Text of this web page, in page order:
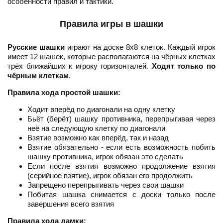
Правила игры в шашки
Русские шашки играют на доске 8x8 клеток. Каждый игрок
имеет 12 шашек, которые располагаются на чёрных клетках
трёх ближайших к игроку горизонталей. Ходят только по
чёрным клеткам.
Правила хода простой шашки:
Ходит вперёд по диагонали на одну клетку
Бьёт (берёт) шашку противника, перепрыгивая через
неё на следующую клетку по диагонали
Взятие возможно как вперёд, так и назад
Взятие обязательно - если есть возможность побить
шашку противника, игрок обязан это сделать
Если после взятия возможно продолжение взятия
(серийное взятие), игрок обязан его продолжить
Запрещено перепрыгивать через свои шашки
Побитая шашка снимается с доски только после
завершения всего взятия
Правила хода дамки: